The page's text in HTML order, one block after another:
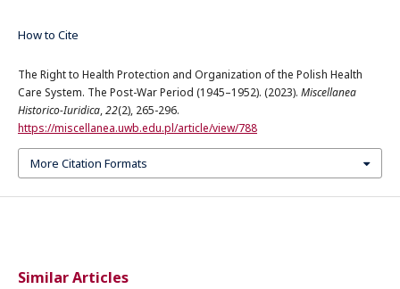
How to Cite
The Right to Health Protection and Organization of the Polish Health
Care System. The Post-War Period (1945–1952). (2023). Miscellanea
Historico-Iuridica,22(2), 265-296.
https://miscellanea.uwb.edu.pl/article/view/788
More Citation Formats
Similar Articles